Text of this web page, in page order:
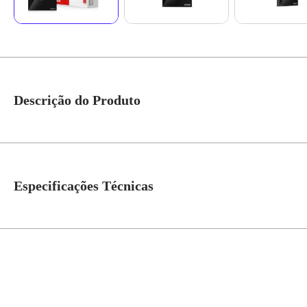
Descrição do Produto
Segurança Wi-Fi WPA-PSK/WPA2-PSK Segurança de dados AES128 *
Especificações Técnicas